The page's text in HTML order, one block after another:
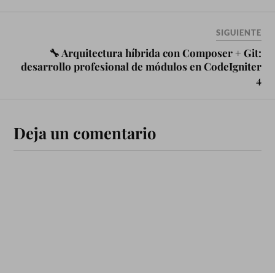
SIGUIENTE
🔧 Arquitectura híbrida con Composer + Git:
desarrollo profesional de módulos en CodeIgniter
4
Deja un comentario